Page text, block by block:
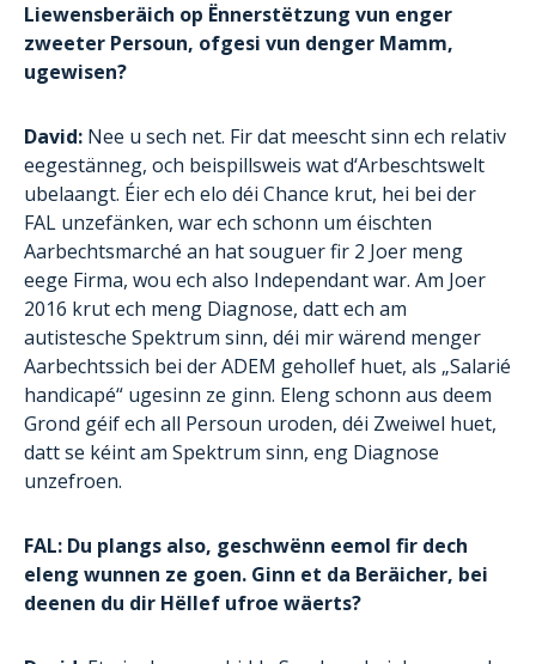
Liewensberäich op Ënnerstëtzung vun enger
zweeter Persoun, ofgesi vun denger Mamm,
ugewisen?
David: Nee u sech net. Fir dat meescht sinn ech relativ
eegestänneg, och beispillsweis wat d‘Arbeschtswelt
ubelaangt. Éier ech elo déi Chance krut, hei bei der
FAL unzefänken, war ech schonn um éischten
Aarbechtsmarché an hat souguer fir 2 Joer meng
eege Firma, wou ech also Independant war. Am Joer
2016 krut ech meng Diagnose, datt ech am
autistesche Spektrum sinn, déi mir wärend menger
Aarbechtssich bei der ADEM gehollef huet, als „Salarié
handicapé“ ugesinn ze ginn. Eleng schonn aus deem
Grond géif ech all Persoun uroden, déi Zweiwel huet,
datt se kéint am Spektrum sinn, eng Diagnose
unzefroen.
FAL: Du plangs also, geschwënn eemol fir dech
eleng wunnen ze goen. Ginn et da Beräicher, bei
deenen du dir Hëllef ufroe wäerts?